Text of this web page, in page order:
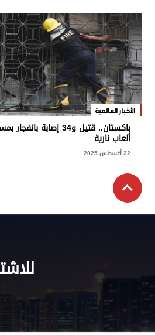
الأخبار العالمية
باكستان.. قتيل و34 إصابة
ألعاب نارية
22 أغسطس 2025